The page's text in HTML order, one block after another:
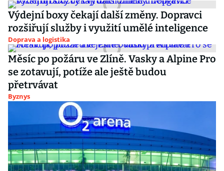
Výdejní boxy čekají další změny. Dopravci
rozšiřují služby i využití umělé inteligence
Doprava a logistika
Měsíc po požáru ve Zlíně. Vasky a Alpine Pro
se zotavují, potíže ale ještě budou
přetrvávat
Byznys